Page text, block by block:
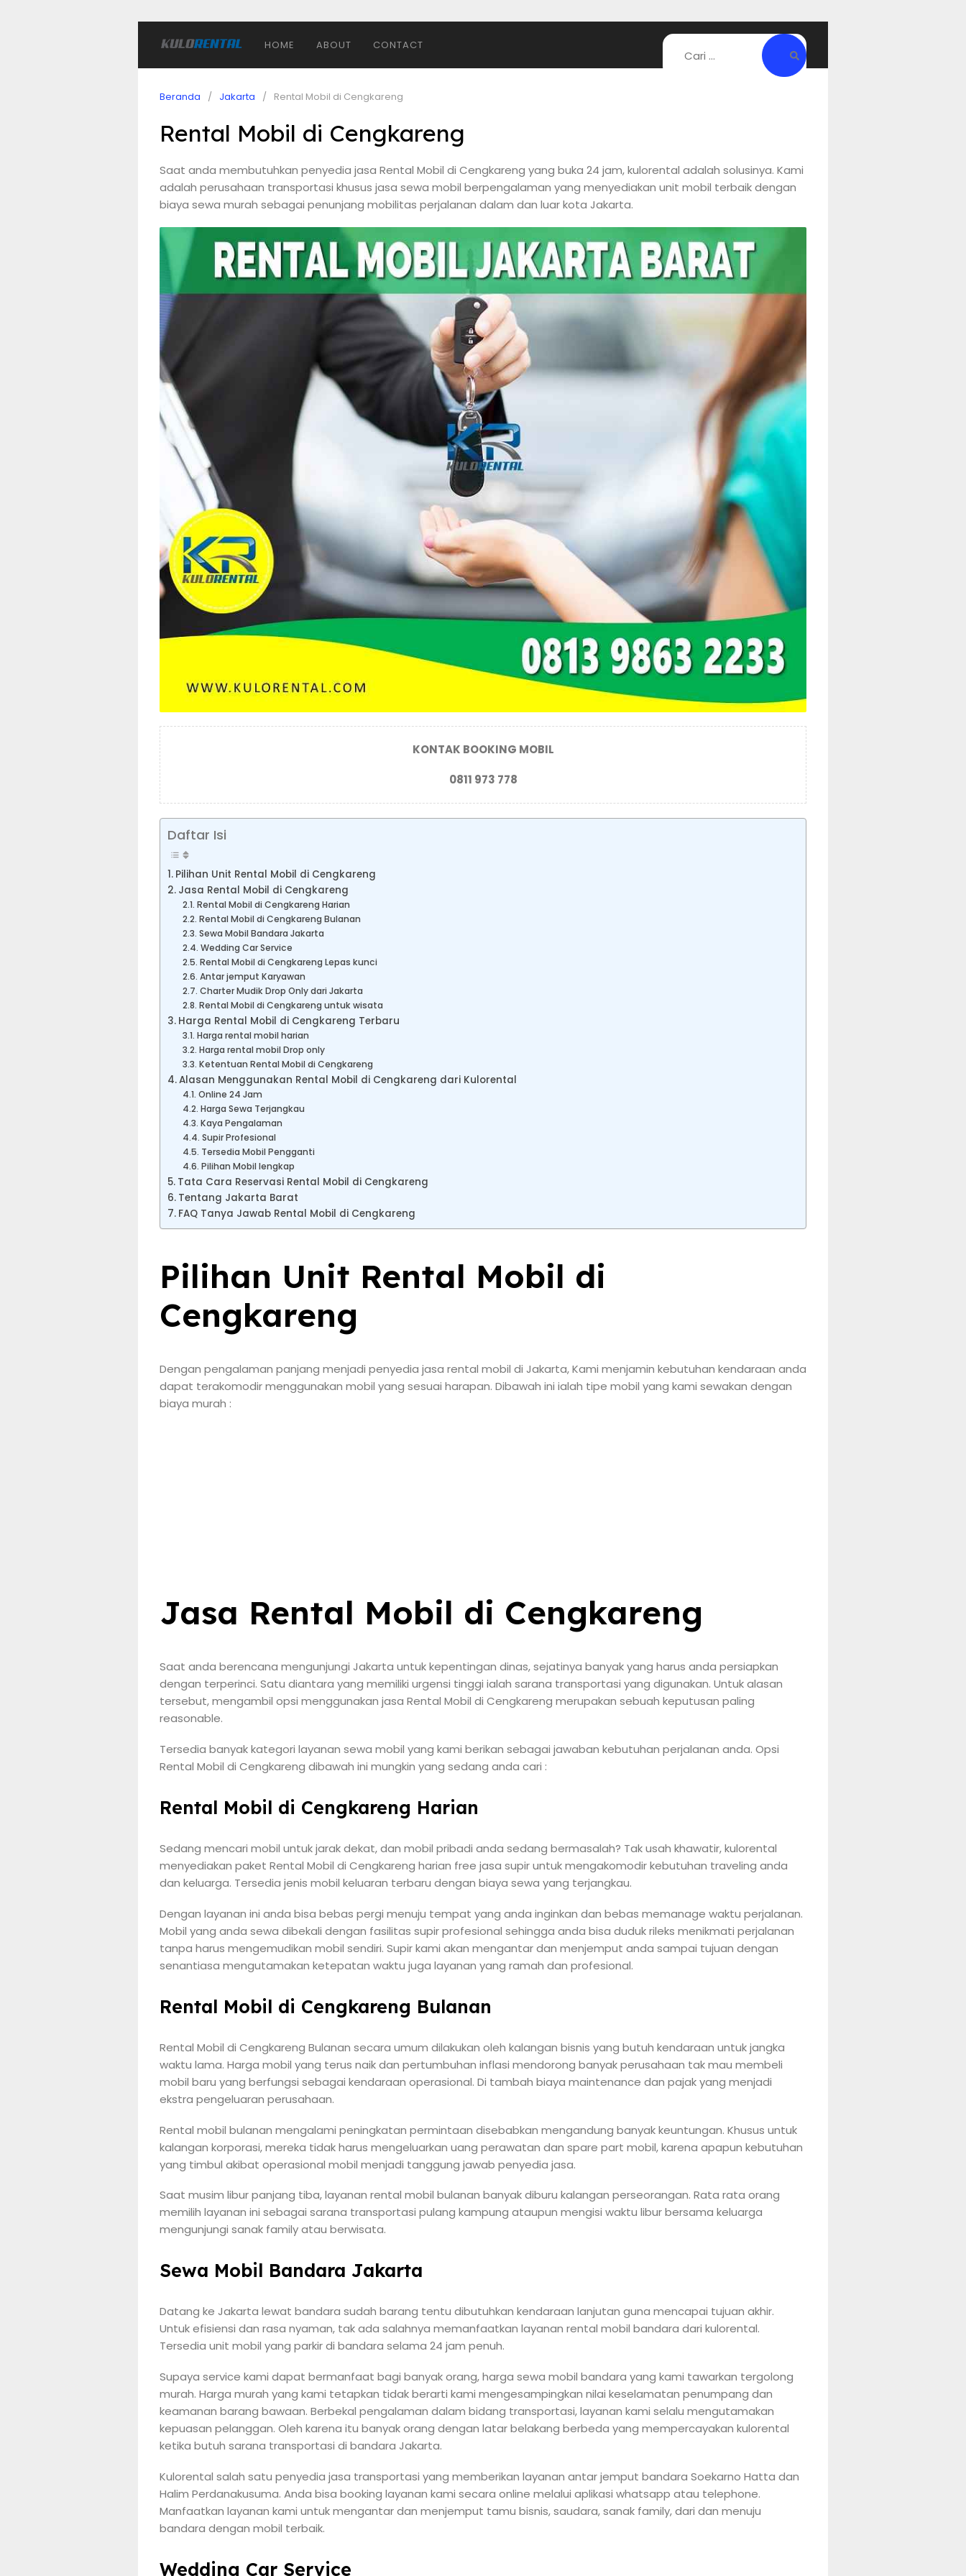
HOME ABOUT CONTACT
Beranda Jakarta Rental Mobil di Cengkareng
Rental Mobil di Cengkareng
Saat anda membutuhkan penyedia jasa Rental Mobil di Cengkareng yang buka 24 jam, kulorental adalah solusinya. Kami
adalah perusahaan transportasi khusus jasa sewa mobil berpengalaman yang menyediakan unit mobil terbaik dengan
biaya sewa murah sebagai penunjang mobilitas perjalanan dalam dan luar kota Jakarta.
KONTAK BOOKING MOBIL
0811 973 778
Daftar Isi
Pilihan Unit Rental Mobil di Cengkareng
Jasa Rental Mobil di Cengkareng
Rental Mobil di Cengkareng Harian
Rental Mobil di Cengkareng Bulanan
Sewa Mobil Bandara Jakarta
Wedding Car Service
Rental Mobil di Cengkareng Lepas kunci
Antar jemput Karyawan
Charter Mudik Drop Only dari Jakarta
Rental Mobil di Cengkareng untuk wisata
Harga Rental Mobil di Cengkareng Terbaru
Harga rental mobil harian
Harga rental mobil Drop only
Ketentuan Rental Mobil di Cengkareng
Alasan Menggunakan Rental Mobil di Cengkareng dari Kulorental
Online 24 Jam
Harga Sewa Terjangkau
Kaya Pengalaman
Supir Profesional
Tersedia Mobil Pengganti
Pilihan Mobil lengkap
Tata Cara Reservasi Rental Mobil di Cengkareng
Tentang Jakarta Barat
FAQ Tanya Jawab Rental Mobil di Cengkareng
Pilihan Unit Rental Mobil di
Cengkareng
Dengan pengalaman panjang menjadi penyedia jasa rental mobil di Jakarta, Kami menjamin kebutuhan kendaraan anda
dapat terakomodir menggunakan mobil yang sesuai harapan. Dibawah ini ialah tipe mobil yang kami sewakan dengan
biaya murah :
Jasa Rental Mobil di Cengkareng
Saat anda berencana mengunjungi Jakarta untuk kepentingan dinas, sejatinya banyak yang harus anda persiapkan
dengan terperinci. Satu diantara yang memiliki urgensi tinggi ialah sarana transportasi yang digunakan. Untuk alasan
tersebut, mengambil opsi menggunakan jasa Rental Mobil di Cengkareng merupakan sebuah keputusan paling
reasonable.
Tersedia banyak kategori layanan sewa mobil yang kami berikan sebagai jawaban kebutuhan perjalanan anda. Opsi
Rental Mobil di Cengkareng dibawah ini mungkin yang sedang anda cari :
Rental Mobil di Cengkareng Harian
Sedang mencari mobil untuk jarak dekat, dan mobil pribadi anda sedang bermasalah? Tak usah khawatir, kulorental
menyediakan paket Rental Mobil di Cengkareng harian free jasa supir untuk mengakomodir kebutuhan traveling anda
dan keluarga. Tersedia jenis mobil keluaran terbaru dengan biaya sewa yang terjangkau.
Dengan layanan ini anda bisa bebas pergi menuju tempat yang anda inginkan dan bebas memanage waktu perjalanan.
Mobil yang anda sewa dibekali dengan fasilitas supir profesional sehingga anda bisa duduk rileks menikmati perjalanan
tanpa harus mengemudikan mobil sendiri. Supir kami akan mengantar dan menjemput anda sampai tujuan dengan
senantiasa mengutamakan ketepatan waktu juga layanan yang ramah dan profesional.
Rental Mobil di Cengkareng Bulanan
Rental Mobil di Cengkareng Bulanan secara umum dilakukan oleh kalangan bisnis yang butuh kendaraan untuk jangka
waktu lama. Harga mobil yang terus naik dan pertumbuhan inflasi mendorong banyak perusahaan tak mau membeli
mobil baru yang berfungsi sebagai kendaraan operasional. Di tambah biaya maintenance dan pajak yang menjadi
ekstra pengeluaran perusahaan.
Rental mobil bulanan mengalami peningkatan permintaan disebabkan mengandung banyak keuntungan. Khusus untuk
kalangan korporasi, mereka tidak harus mengeluarkan uang perawatan dan spare part mobil, karena apapun kebutuhan
yang timbul akibat operasional mobil menjadi tanggung jawab penyedia jasa.
Saat musim libur panjang tiba, layanan rental mobil bulanan banyak diburu kalangan perseorangan. Rata rata orang
memilih layanan ini sebagai sarana transportasi pulang kampung ataupun mengisi waktu libur bersama keluarga
mengunjungi sanak family atau berwisata.
Sewa Mobil Bandara Jakarta
Datang ke Jakarta lewat bandara sudah barang tentu dibutuhkan kendaraan lanjutan guna mencapai tujuan akhir.
Untuk efisiensi dan rasa nyaman, tak ada salahnya memanfaatkan layanan rental mobil bandara dari kulorental.
Tersedia unit mobil yang parkir di bandara selama 24 jam penuh.
Supaya service kami dapat bermanfaat bagi banyak orang, harga sewa mobil bandara yang kami tawarkan tergolong
murah. Harga murah yang kami tetapkan tidak berarti kami mengesampingkan nilai keselamatan penumpang dan
keamanan barang bawaan. Berbekal pengalaman dalam bidang transportasi, layanan kami selalu mengutamakan
kepuasan pelanggan. Oleh karena itu banyak orang dengan latar belakang berbeda yang mempercayakan kulorental
ketika butuh sarana transportasi di bandara Jakarta.
Kulorental salah satu penyedia jasa transportasi yang memberikan layanan antar jemput bandara Soekarno Hatta dan
Halim Perdanakusuma. Anda bisa booking layanan kami secara online melalui aplikasi whatsapp atau telephone.
Manfaatkan layanan kami untuk mengantar dan menjemput tamu bisnis, saudara, sanak family, dari dan menuju
bandara dengan mobil terbaik.
Wedding Car Service